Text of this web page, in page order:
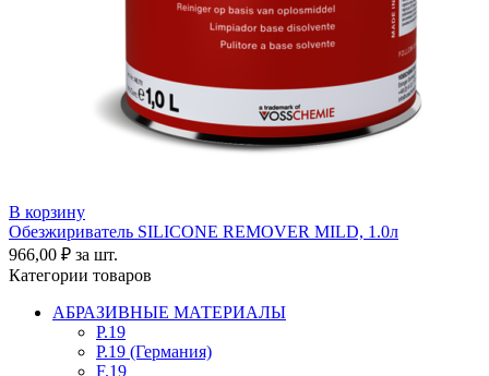
В корзину
Обезжириватель SILICONE REMOVER MILD, 1.0л
966,00 ₽ за шт.
Категории товаров
АБРАЗИВНЫЕ МАТЕРИАЛЫ
P.19
P.19 (Германия)
F.19